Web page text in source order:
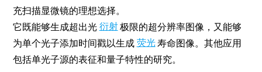
充扫描显微镜的理想选择。
它既能够生成超出光 衍射 极限的超分辨率图像，又能够
为单个光子添加时间戳以生成 荧光 寿命图像。其他应用
包括单光子源的表征和量子特性的研究。